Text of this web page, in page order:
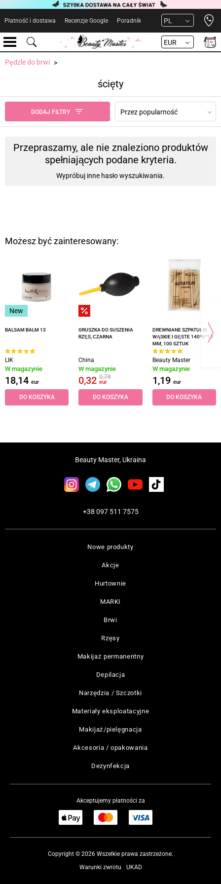
Płatność i dostawa Recenzje Google Poradnik PL
EUR
Pędzle do brwi
ścięty
DODAJ FILTRY Przez popularność
Przepraszamy, ale nie znaleziono produktów
spełniających podane kryteria.
Wypróbuj inne hasło wyszukiwania.
Możesz być zainteresowany:
New
BALSAM BALM 13
LIK
W magazynie
18,14 eur
DO KOSZYKA
GRUSZKA DO SUSZENIA
RZĘS, CZARNA
China
W magazynie
0,320,78
eur
DO KOSZYKA
DREWNIANE SZPATUŁKI
WĄSKIE I GĘSTE 140*6*1,8
MM, 100 SZTUK
Beauty Master
W magazynie
1,19 eur
DO KOSZYKA
Nowe produkty
Akcje
Hurtownie
MARKI
Brwi
Rzęsy
Makijaż permanentny
Depilacja
Narzędzia / Szczotki
Materiały eksploatacyjne
Makijaż/pielęgnacja
Akcesoria / opakowania
Dezynfekcja
Beauty Master, Ukraina
+38 097 511 7575
Akceptujemy płatności za
Copyright © 2026 Wszelkie prawa zastrzeżone.
UKAD
Warunki zwrotu